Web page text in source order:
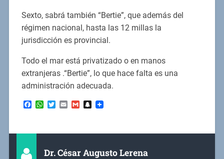
Sexto, sabrá también “Bertie”, que además del
régimen nacional, hasta las 12 millas la
jurisdicción es provincial.
Todo el mar está privatizado o en manos
extranjeras .“Bertie”, lo que hace falta es una
administración adecuada.
Facebook
WhatsApp
Twitter
EmailGmailSnapchat
Dr. César Augusto Lerena